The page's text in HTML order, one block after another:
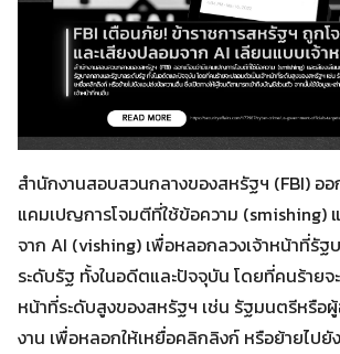
สำนักงานสอบสวนกลางของสหรัฐฯ (FBI) ออ
แคมเปญการโจมตีที่ใช้ข้อความ (smishing)
จาก AI (vishing) เพื่อหลอกลวงเจ้าหน้าที่รัฐ
ระดับรัฐ ทั้งในอดีตและปัจจุบัน โดยที่คนร้ายจ
หน้าที่ระดับสูงของสหรัฐฯ เช่น รัฐมนตรีหรือ
งาน เพื่อหลอกให้เหยื่อคลิกลิงก์ หรือย้ายไป